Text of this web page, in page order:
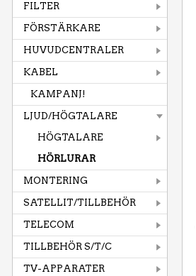
FILTER
FÖRSTÄRKARE
HUVUDCENTRALER
KABEL
KAMPANJ!
LJUD/HÖGTALARE
HÖGTALARE
HÖRLURAR
MONTERING
SATELLIT/TILLBEHÖR
TELECOM
TILLBEHÖR S/T/C
TV-APPARATER